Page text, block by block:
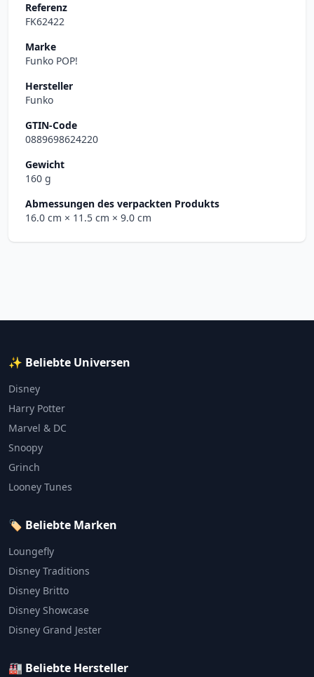
Referenz
FK62422
Marke
Funko POP!
Hersteller
Funko
GTIN-Code
0889698624220
Gewicht
160 g
Abmessungen des verpackten Produkts
16.0 cm × 11.5 cm × 9.0 cm
✨ Beliebte Universen
Disney
Harry Potter
Marvel & DC
Snoopy
Grinch
Looney Tunes
🏷️ Beliebte Marken
Loungefly
Disney Traditions
Disney Britto
Disney Showcase
Disney Grand Jester
🏭 Beliebte Hersteller